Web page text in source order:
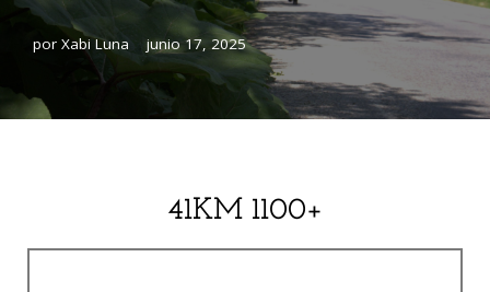
por Xabi Luna junio 17, 2025
41KM 1100+